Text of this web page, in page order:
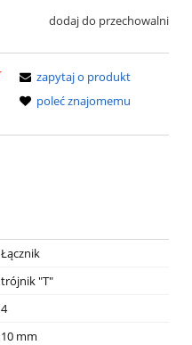
dodaj do przechowalni
zapytaj o produkt
poleć znajomemu
Łącznik
trójnik "T"
4
10 mm